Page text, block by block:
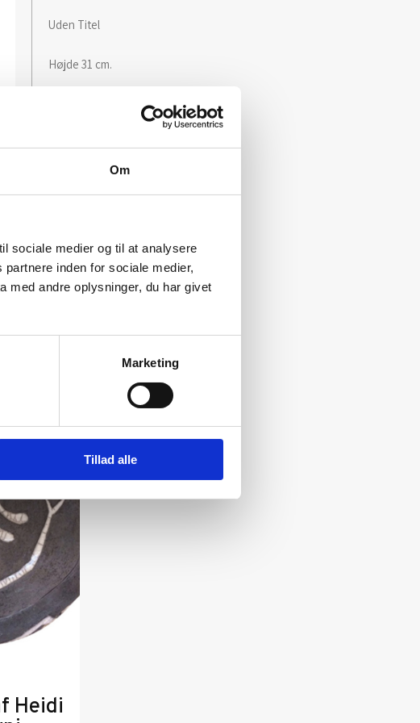
Om
sociale medier og til at analysere
inden for sociale medier,
med andre oplysninger, du har givet
Marketing
Tillad alle
Uden Titel
Højde 31 cm.
Heidi